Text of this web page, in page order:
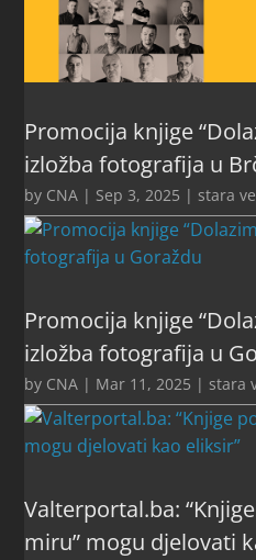
Promocija knjige
izložba fotografija u
by CNA | Sep 3, 2025 | stara
Promocija knjige
izložba fotografija u
by CNA | Mar 11, 2025 | stara
Valterportal.ba:
miru” mogu djelovati